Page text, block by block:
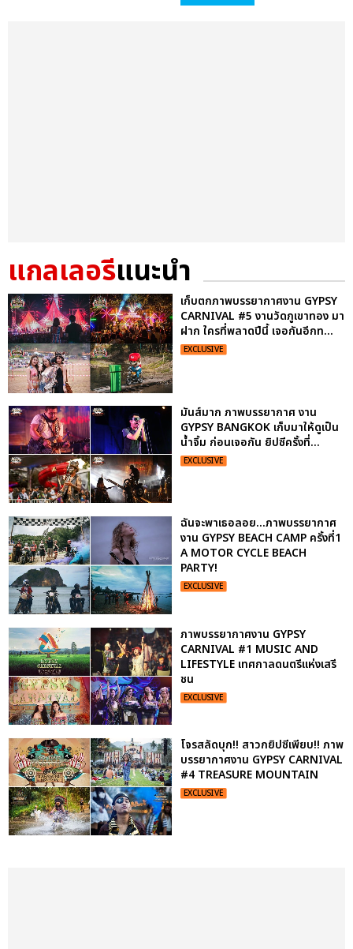
แกลเลอรีแนะนำ
เก็บตกภาพบรรยากาศงาน GYPSY
CARNIVAL #5 งานวัดภูเขาทอง มา
ฝาก ใครที่พลาดปีนี้ เจอกันอีกท...
EXCLUSIVE
มันส์มาก ภาพบรรยากาศ งาน
GYPSY BANGKOK เก็บมาให้ดูเป็น
น้ำจิ้ม ก่อนเจอกัน ยิปซีครั้งที่...
EXCLUSIVE
ฉันจะพาเธอลอย...ภาพบรรยากาศ
งาน GYPSY BEACH CAMP ครั้งที่1
A MOTOR CYCLE BEACH
PARTY!
EXCLUSIVE
ภาพบรรยากาศงาน GYPSY
CARNIVAL #1 MUSIC AND
LIFESTYLE เทศกาลดนตรีแห่งเสรี
ชน
EXCLUSIVE
โจรสลัดบุก!! สาวกยิปซีเพียบ!! ภาพ
บรรยากาศงาน GYPSY CARNIVAL
#4 TREASURE MOUNTAIN
EXCLUSIVE